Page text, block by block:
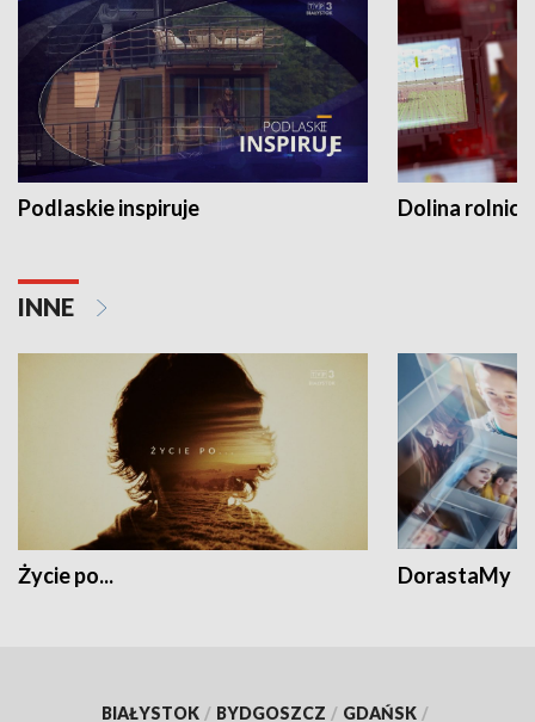
Podlaskie inspiruje Dolina
INNE
Życie po... DorastaMy
BIAŁYSTOK / BYDGOSZCZ / GDAŃSK /